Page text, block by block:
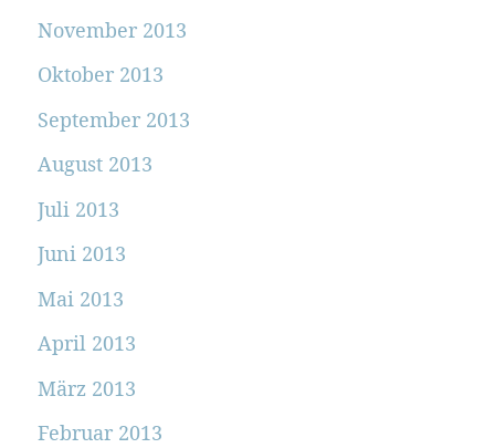
November 2013
Oktober 2013
September 2013
August 2013
Juli 2013
Juni 2013
Mai 2013
April 2013
März 2013
Februar 2013